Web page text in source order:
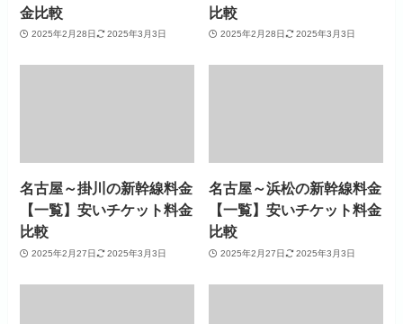
金比較
2025年2月28日 2025年3月3日
比較
2025年2月28日 2025年3月3日
名古屋～掛川の新幹線料金
【一覧】安いチケット料金
比較
2025年2月27日 2025年3月3日
名古屋～浜松の新幹線料金
【一覧】安いチケット料金
比較
2025年2月27日 2025年3月3日